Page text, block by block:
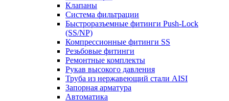
Клапаны
Система фильтрации
Быстроразъемные фитинги Push-Lock
(SS/NP)
Компрессионные фитинги SS
Резьбовые фитинги
Ремонтные комплекты
Рукав высокого давления
Труба из нержавеющий стали AISI
Запорная арматура
Автоматика